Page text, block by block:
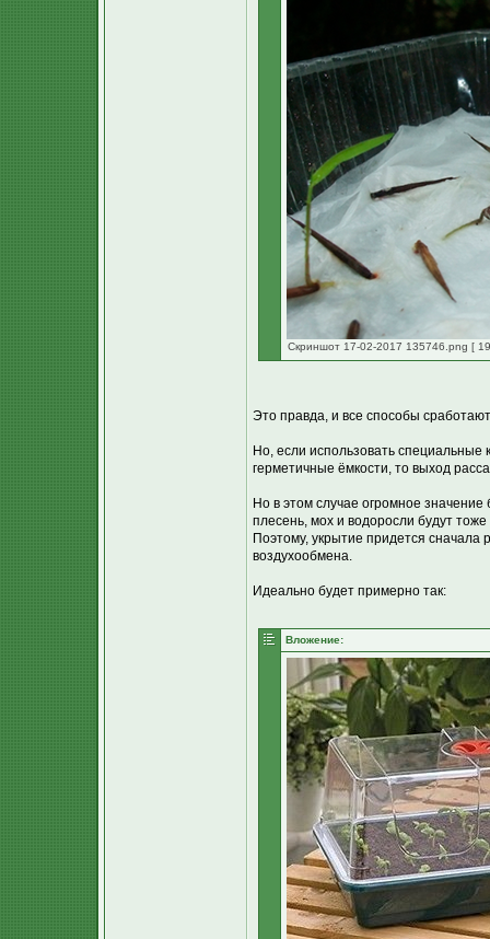
Скриншот 17-02-2017 135746.png [
Это правда, и все способы
Но, если использовать специальные
герметичные ёмкости, то выход
Но в этом случае огромное значение
плесень, мох и водоросли будут
Поэтому, укрытие придется сначала
воздухообмена.
Идеально будет примерно так:
Вложение: